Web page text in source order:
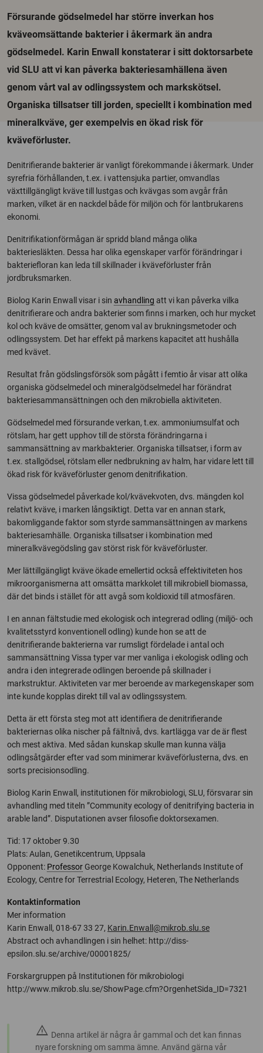
Försurande gödselmedel har större inverkan hos
kväveomsättande bakterier i åkermark än andra
gödselmedel. Karin Enwall konstaterar i sitt doktorsarbete
vid SLU att vi kan påverka bakteriesamhällena även
genom vårt val av odlingssystem och markskötsel.
Organiska tillsatser till jorden, speciellt i kombination med
mineralkväve, ger exempelvis en ökad risk för
kväveförluster.
Denitrifierande bakterier är vanligt förekommande i åkermark. Under
syrefria förhållanden, t.ex. i vattensjuka partier, omvandlas
växttillgängligt kväve till lustgas och kvävgas som avgår från
marken, vilket är en nackdel både för miljön och för lantbrukarens
ekonomi.
Denitrifikationförmågan är spridd bland många olika
bakteriesläkten. Dessa har olika egenskaper varför förändringar i
bakteriefloran kan leda till skillnader i kväveförluster från
jordbruksmarken.
Biolog Karin Enwall visar i sin avhandling att vi kan påverka vilka
denitrifierare och andra bakterier som finns i marken, och hur mycket
kol och kväve de omsätter, genom val av brukningsmetoder och
odlingssystem. Det har effekt på markens kapacitet att hushålla
med kvävet.
Resultat från gödslingsförsök som pågått i femtio år visar att olika
organiska gödselmedel och mineralgödselmedel har förändrat
bakteriesammansättningen och den mikrobiella aktiviteten.
Gödselmedel med försurande verkan, t.ex. ammoniumsulfat och
rötslam, har gett upphov till de största förändringarna i
sammansättning av markbakterier. Organiska tillsatser, i form av
t.ex. stallgödsel, rötslam eller nedbrukning av halm, har vidare lett till
ökad risk för kväveförluster genom denitrifikation.
Vissa gödselmedel påverkade kol/kvävekvoten, dvs. mängden kol
relativt kväve, i marken långsiktigt. Detta var en annan stark,
bakomliggande faktor som styrde sammansättningen av markens
bakteriesamhälle. Organiska tillsatser i kombination med
mineralkvävegödsling gav störst risk för kväveförluster.
Mer lättillgängligt kväve ökade emellertid också effektiviteten hos
mikroorganismerna att omsätta markkolet till mikrobiell biomassa,
där det binds i stället för att avgå som koldioxid till atmosfären.
I en annan fältstudie med ekologisk och integrerad odling (miljö- och
kvalitetsstyrd konventionell odling) kunde hon se att de
denitrifierande bakterierna var rumsligt fördelade i antal och
sammansättning Vissa typer var mer vanliga i ekologisk odling och
andra i den integrerade odlingen beroende på skillnader i
markstruktur. Aktiviteten var mer beroende av markegenskaper som
inte kunde kopplas direkt till val av odlingssystem.
Detta är ett första steg mot att identifiera de denitrifierande
bakteriernas olika nischer på fältnivå, dvs. kartlägga var de är flest
och mest aktiva. Med sådan kunskap skulle man kunna välja
odlingsåtgärder efter vad som minimerar kväveförlusterna, dvs. en
sorts precisionsodling.
Biolog Karin Enwall, institutionen för mikrobiologi, SLU, försvarar sin
avhandling med titeln ”Community ecology of denitrifying bacteria in
arable land”. Disputationen avser filosofie doktorsexamen.
Tid: 17 oktober 9.30
Plats: Aulan, Genetikcentrum, Uppsala
Opponent: Professor George Kowalchuk, Netherlands Institute of
Ecology, Centre for Terrestrial Ecology, Heteren, The Netherlands
Kontaktinformation
Mer information
Karin Enwall, 018-67 33 27, Karin.Enwall@mikrob.slu.se
Abstract och avhandlingen i sin helhet: http://diss-
epsilon.slu.se/archive/00001825/
Forskargruppen på Institutionen för mikrobiologi
http://www.mikrob.slu.se/ShowPage.cfm?OrgenhetSida_ID=7321
warning Denna artikel är några år gammal och det kan finnas
nyare forskning om samma ämne. Använd gärna vår